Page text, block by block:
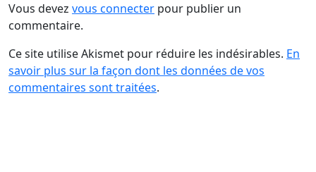
Vous devez vous connecter pour publier un
commentaire.
Ce site utilise Akismet pour réduire les indésirables. En
savoir plus sur la façon dont les données de vos
commentaires sont traitées.